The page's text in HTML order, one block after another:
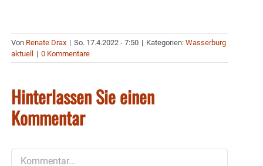
Von Renate Drax | So. 17.4.2022 - 7:50 | Kategorien: Wasserburg
aktuell
| 0 Kommentare
Hinterlassen Sie einen
Kommentar